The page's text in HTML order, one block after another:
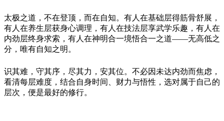
太极之道，不在登顶，而在自知。有人在基础层得筋骨舒展，
有人在养生层获身心调理，有人在技法层享武学乐趣，有人在
内劲层终身求索，有人在神明合一境悟合一之道——无高低之
分，唯有自知之明。
识其难，守其序，尽其力，安其位。不必因未达内劲而焦虑，
看清每层难度，结合自身时间、财力与悟性，选对属于自己的
层次，便是最好的修行。